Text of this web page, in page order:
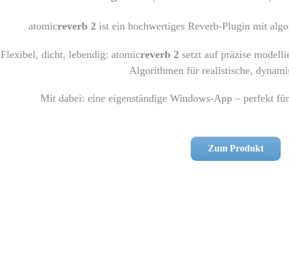
atomicreverb 2ist ein hochwertiges Reverb-Plugin mit
Flexibel, dicht, lebendig: atomicreverb 2 setzt auf präzise
Algorithmen für realistische,
Mit dabei: eine eigenständige Windows-App – perfekt
Zum Produkt